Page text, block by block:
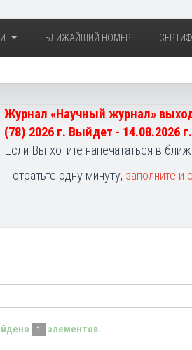
БЛИЖАЙШИЙ НОМЕР
Журнал «Научный журнал»
(78) 2026 г. Выйдет - 14.08.2026
Если Вы хотите напечататься в
Потратьте одну минуту, заполните и
1 элементов.